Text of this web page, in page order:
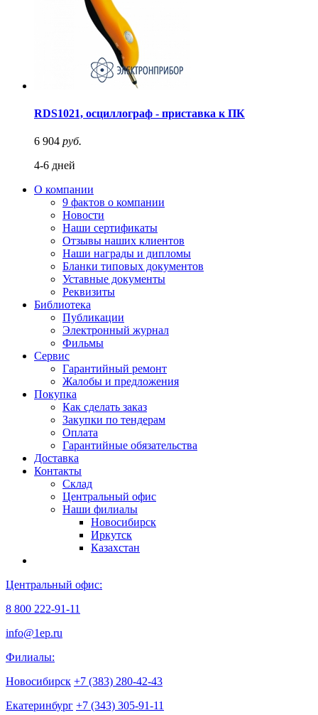
RDS1021, осциллограф - приставка к ПК
6 904 руб.
4-6 дней
О компании
9 фактов о компании
Новости
Наши сертификаты
Отзывы наших клиентов
Наши награды и дипломы
Бланки типовых документов
Уставные документы
Реквизиты
Библиотека
Публикации
Электронный журнал
Фильмы
Сервис
Гарантийный ремонт
Жалобы и предложения
Покупка
Как сделать заказ
Закупки по тендерам
Оплата
Гарантийные обязательства
Доставка
Контакты
Склад
Центральный офис
Наши филиалы
Новосибирск
Иркутск
Казахстан
Центральный офис:
8 800 222-91-11
info@1ep.ru
Филиалы:
Новосибирск +7 (383) 280-42-43
Екатеринбург +7 (343) 305-91-11